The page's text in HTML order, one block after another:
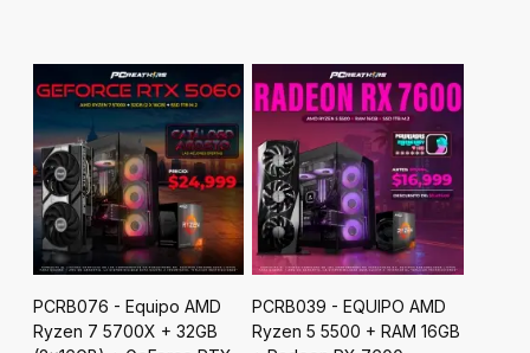
AMD
+ 32GB
PCRB039 - EQUIPO AMD
Ryzen 5 5500 + RAM 16GB
PCRB043 - EQUIPO AMD
Ryzen 5 9600 + 24GB